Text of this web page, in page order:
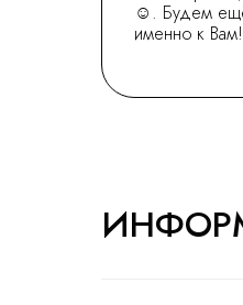
☺. Будем
именно к Вам!